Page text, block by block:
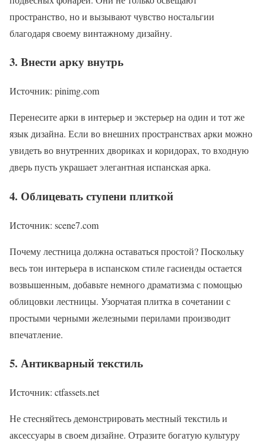
пространство, но и вызывают чувство ностальгии
благодаря своему винтажному дизайну.
3. Внести арку внутрь
Источник: pinimg.com
Перенесите арки в интерьер и экстерьер на один и тот же
язык дизайна. Если во внешних пространствах арки можно
увидеть во внутренних двориках и коридорах, то входную
дверь пусть украшает элегантная испанская арка.
4. Облицевать ступени плиткой
Источник: scene7.com
Почему лестница должна оставаться простой? Поскольку
весь тон интерьера в испанском стиле гасиенды остается
возвышенным, добавьте немного драматизма с помощью
облицовки лестницы. Узорчатая плитка в сочетании с
простыми черными железными перилами производит
впечатление.
5. Антикварный текстиль
Источник: ctfassets.net
Не стесняйтесь демонстрировать местный текстиль и
аксессуары в своем дизайне. Отразите богатую культуру